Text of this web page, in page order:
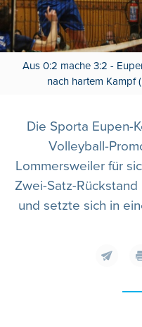
Aus 0:2 mache 3:2 -
nach hartem Kampf
Die Sporta Eupen-
Volleyball-
Lommersweiler für
Zwei-Satz-
und setzte sich in